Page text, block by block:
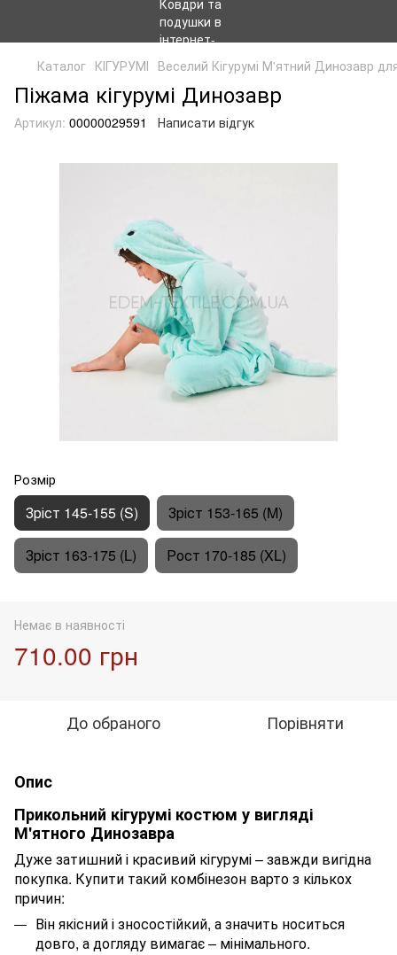
Каталог КІГУРУМІ Веселий Кігурумі М'ятний Динозавр
Піжама кігурумі Динозавр
Артикул: 00000029591 Написати відгук
Розмір
Зріст 145-155 (S) Зріст 153-165 (M)
Зріст 163-175 (L) Рост 170-185 (XL)
Немає в наявності
710.00 грн
До обраного Порівняти
Опис
Прикольний кігурумі костюм у вигляді
М'ятного Динозавра
Дуже затишний і красивий кігурумі – завжди вигідна
покупка. Купити такий комбінезон варто з кількох
причин:
Він якісний і зносостійкий, а значить носиться
довго, а догляду вимагає – мінімального.